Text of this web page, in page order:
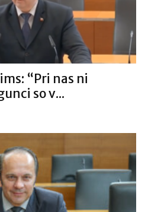
“Pri nas ni
so v...